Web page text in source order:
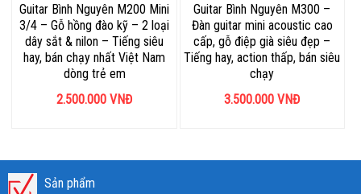
Guitar Bình Nguyên M200 Mini
3/4 – Gỗ hồng đào kỹ – 2 loại
dây sắt & nilon – Tiếng siêu
hay, bán chạy nhất Việt Nam
dòng trẻ em
2.500.000 VNĐ
Guitar Bình Nguyên M300 –
Đàn guitar mini acoustic cao
cấp, gỗ điệp già siêu đẹp –
Tiếng hay, action thấp, bán siêu
chạy
3.500.000 VNĐ
Sản phẩm